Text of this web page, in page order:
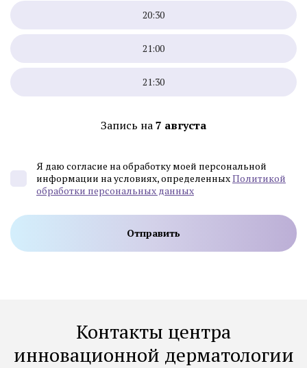
20:30
21:00
21:30
Запись на7 августа
Я даю согласие на обработку моей персональной
информации на условиях, определенныхПолитикой
обработки персональных данных
Контакты центра
инновационной дерматологии